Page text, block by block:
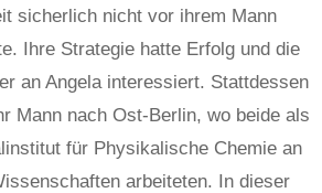
sicherlich nicht vor ihrem Mann
Ihre Strategie hatte Erfolg und die
an Angela interessiert. Stattdessen
Mann nach Ost-Berlin, wo beide als
für Physikalische Chemie an
arbeiteten. In dieser